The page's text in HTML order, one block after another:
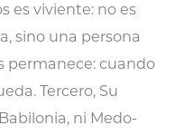
es viviente: no es
sino una persona
permanece: cuando
Tercero, Su
ni Medo-